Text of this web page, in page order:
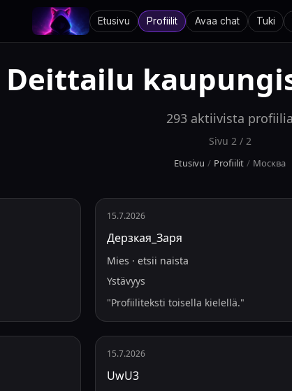
Etusivu Profiilit Avaa chat Tuki
Deittailu
293 aktiivista profiilia
Sivu 2 / 2
Etusivu / Profiilit / Москва
15.7.2026
Дерзкая_Заря
Mies · etsii naista
Ystävyys
"Profiiliteksti toisella kielellä."
15.7.2026
UwU3